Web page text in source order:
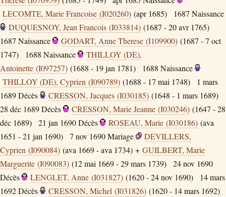
LECOMTE, Marie Francoise (I020260) (apr 1685) 1687 Naissance
DUQUESNOY, Jean Francois (I033814) (1687 - 20 avr 1765)
1687 Naissance GODART, Anne Therese (I109900) (1687 - 7 oct
1747)
1688 Naissance
THILLOY (DE),
Antoinette (I097257) (1688 - 19 jan 1781) 1688 Naissance
THILLOY (DE), Cyprien (I090789) (1688 - 17 mai 1748)
1 mars
1689Décès CRESSON, Jacques (I030185) (1648 - 1 mars 1689)
28 déc 1689Décès CRESSON, Marie Jeanne (I030246) (1647 - 28
déc 1689)
21 jan 1690Décès ROSEAU, Marie (I030186) (ava
1651 - 21 jan 1690)
7 nov 1690Mariage
DEVILLERS,
Cyprien (I090084) (ava 1669 - ava 1734) + GUILBERT, Marie
Marguerite (I090083) (12 mai 1669 - 29 mars 1739)
24 nov 1690
Décès
LENGLET, Anne (I031827) (1620 - 24 nov 1690)
14 mars
1692Décès CRESSON, Michel (I031826) (1620 - 14 mars 1692)